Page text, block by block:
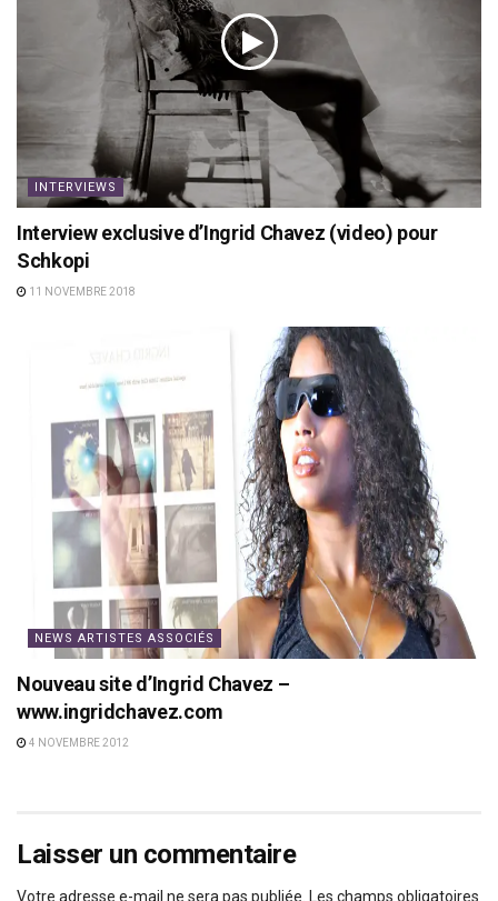
INTERVIEWS
Interview exclusive d’Ingrid Chavez (video) pour
Schkopi
11 NOVEMBRE 2018
NEWS ARTISTES ASSOCIÉS
Nouveau site d’Ingrid Chavez –
www.ingridchavez.com
4 NOVEMBRE 2012
Laisser un commentaire
Votre adresse e-mail ne sera pas publiée. Les champs obligatoires